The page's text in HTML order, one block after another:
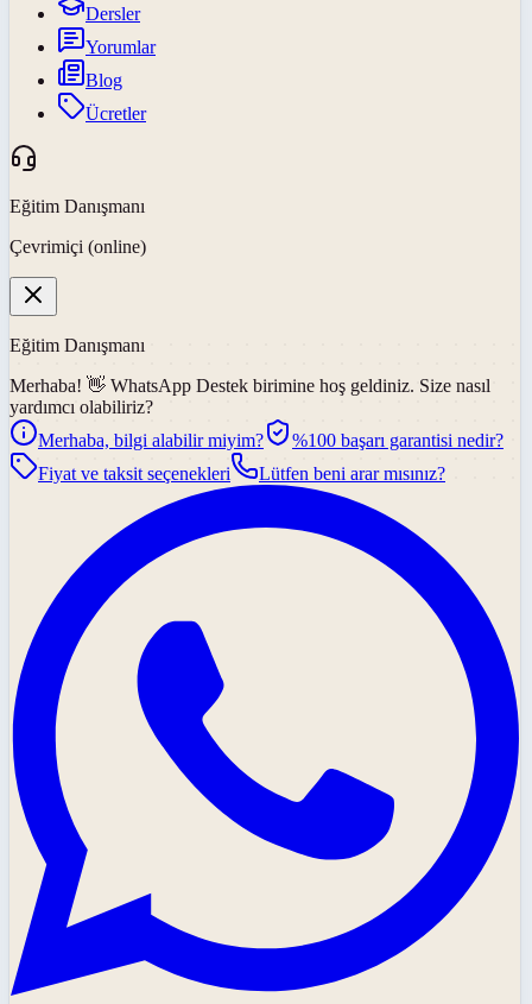
Dersler
Yorumlar
Blog
Ücretler
Eğitim Danışmanı
Çevrimiçi (online)
Eğitim Danışmanı
Merhaba! 👋 WhatsApp Destek birimine hoş geldiniz. Size nasıl
yardımcı olabiliriz?
Merhaba, bilgi alabilir miyim?
%100 başarı garantisi nedir?
Fiyat ve taksit seçenekleri
Lütfen beni arar mısınız?